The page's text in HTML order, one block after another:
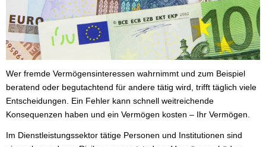
Wer fremde Vermögensinteressen wahrnimmt und zum Beispiel
beratend oder begutachtend für andere tätig wird, trifft täglich viele
Entscheidungen. Ein Fehler kann schnell weitreichende
Konsequenzen haben und ein Vermögen kosten – Ihr Vermögen.
Im Dienstleistungssektor tätige Per­sonen und Institutionen sind